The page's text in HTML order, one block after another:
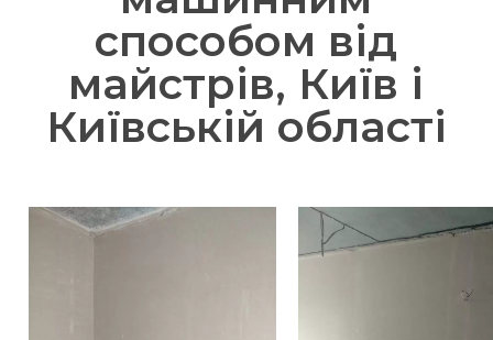
способом від
майстрів, Київ і
Київській області